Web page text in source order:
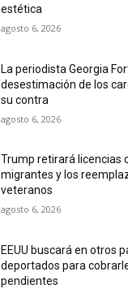
estética
agosto 6, 2026
La periodista Georgia
desestimación de los
su contra
agosto 6, 2026
Trump retirará licencias
migrantes y los
veteranos
agosto 6, 2026
EEUU buscará en otros
deportados para
pendientes